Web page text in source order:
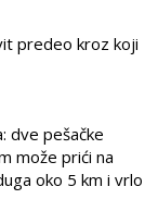
predeo kroz koji
: dve pešačke
može prići na
oko 5 km i vrlo